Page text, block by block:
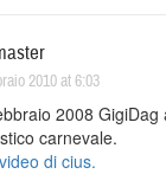
2010 at 6:03
2008 GigiDag
carnevale.
di cius.